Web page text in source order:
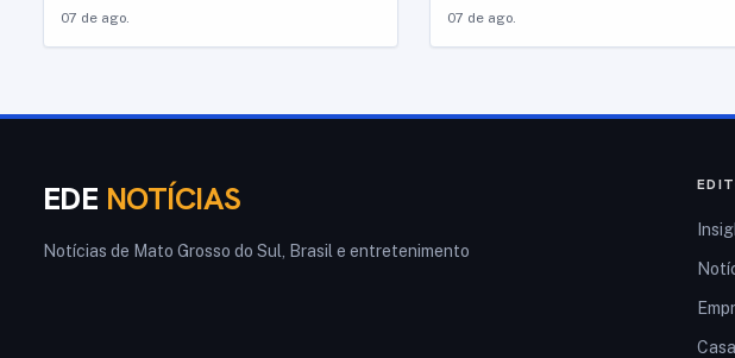
07 de ago. 07 de ago.
EDE NOTÍCIAS
Notícias de Mato Grosso do Sul, Brasil e entretenimento
Casa